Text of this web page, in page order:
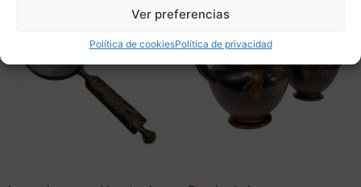
Ver preferencias
Política de cookiesPolítica de privacidad